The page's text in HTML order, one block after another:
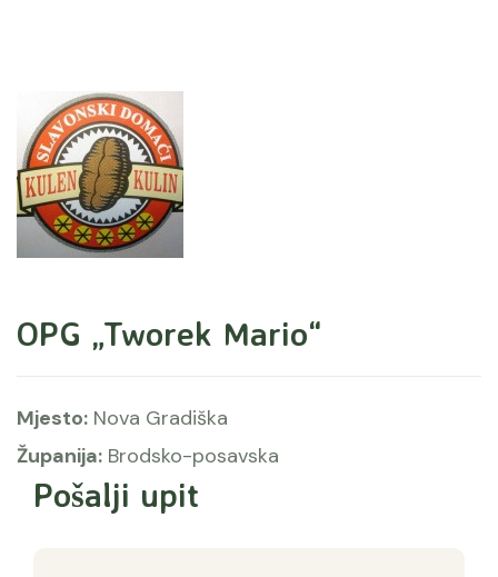
OPG „Tworek Mario“
Mjesto: Nova Gradiška
Županija: Brodsko-posavska
Pošalji upit